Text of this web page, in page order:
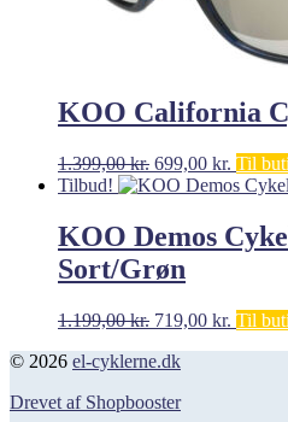
KOO California
1.399,00kr. Den
oprindelige
1.399,00 kr..
699,00 kr. Den
aktuelle
er:
699,00
Til
Tilbud!
KOO Demos
Sort/Grøn
1.199,00kr. Den
pris
1.199,00 kr..
719,00 kr. Den
Til
© 2026 el-cyklerne.dk
Drevet af Shopbooster